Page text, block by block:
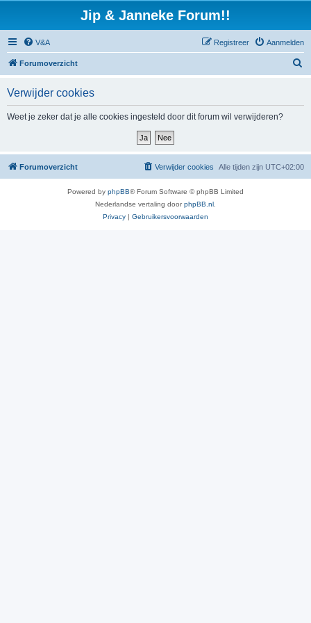
Jip & Janneke Forum!!
V&A Aanmelden
Registreer
Forumoverzicht
Verwijder cookies
Weet je zeker dat je alle cookies ingesteld door dit forum wil verwijderen?
Forumoverzicht Alle tijden zijn UTC+02:00
Verwijder cookies
Powered by phpBB® Forum Software © phpBB Limited
Nederlandse vertaling doorphpBB.nl
Privacy | Gebruikersvoorwaarden